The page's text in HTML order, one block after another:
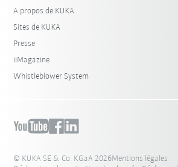
A propos de KUKA
Sites de KUKA
Presse
iiMagazine
Whistleblower System
© KUKA SE & Co. KGaA 2026Mentions légales